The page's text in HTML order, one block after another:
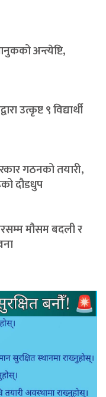
अन्त्येष्टि,
उत्कृष्ट ९ विद्यार्थी
गठनको तयारी,
दौडधुप
मौसम बदली र